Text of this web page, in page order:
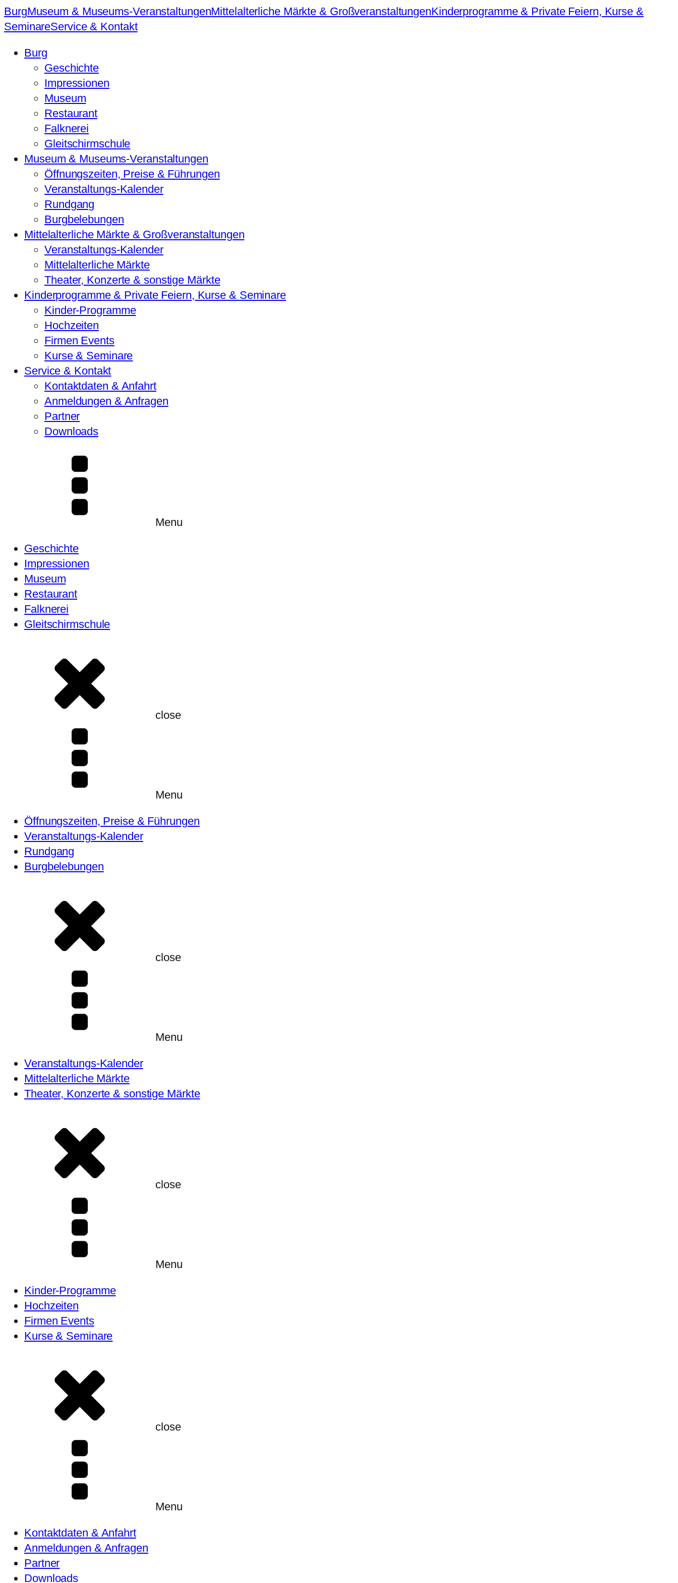
BurgMuseum & Museums-VeranstaltungenMittelalterliche Märkte & GroßveranstaltungenKinderprogramme & Private Feiern, Kurse &
SeminareService & Kontakt
Burg
Geschichte
Impressionen
Museum
Restaurant
Falknerei
Gleitschirmschule
Museum & Museums-Veranstaltungen
Öffnungszeiten, Preise & Führungen
Veranstaltungs-Kalender
Rundgang
Burgbelebungen
Mittelalterliche Märkte & Großveranstaltungen
Veranstaltungs-Kalender
Mittelalterliche Märkte
Theater, Konzerte & sonstige Märkte
Kinderprogramme & Private Feiern, Kurse & Seminare
Kinder-Programme
Hochzeiten
Firmen Events
Kurse & Seminare
Service & Kontakt
Kontaktdaten & Anfahrt
Anmeldungen & Anfragen
Partner
Downloads
Menu
Geschichte
Impressionen
Museum
Restaurant
Falknerei
Gleitschirmschule
close
Menu
Öffnungszeiten, Preise & Führungen
Veranstaltungs-Kalender
Rundgang
Burgbelebungen
close
Menu
Veranstaltungs-Kalender
Mittelalterliche Märkte
Theater, Konzerte & sonstige Märkte
close
Menu
Kinder-Programme
Hochzeiten
Firmen Events
Kurse & Seminare
close
Menu
Kontaktdaten & Anfahrt
Anmeldungen & Anfragen
Partner
Downloads